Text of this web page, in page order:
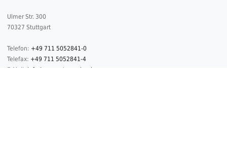
Ulmer Str. 300
70327 Stuttgart
Telefon: +49 711 5052841-0
Telefax: +49 711 5052841-4
E-Mail:
info@gesamtmasche.de